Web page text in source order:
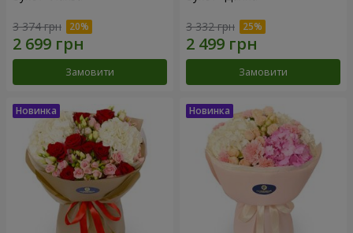
3 374 грн
Замовити
3 332 грн
Замовити